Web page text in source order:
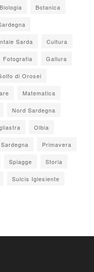
Biologia Botanica
Sarda Cultura
Fotografia Gallura
di Orosei
Matematica
Nord Sardegna
Olbia
Primavera
Spiagge Storia
Sulcis Iglesiente